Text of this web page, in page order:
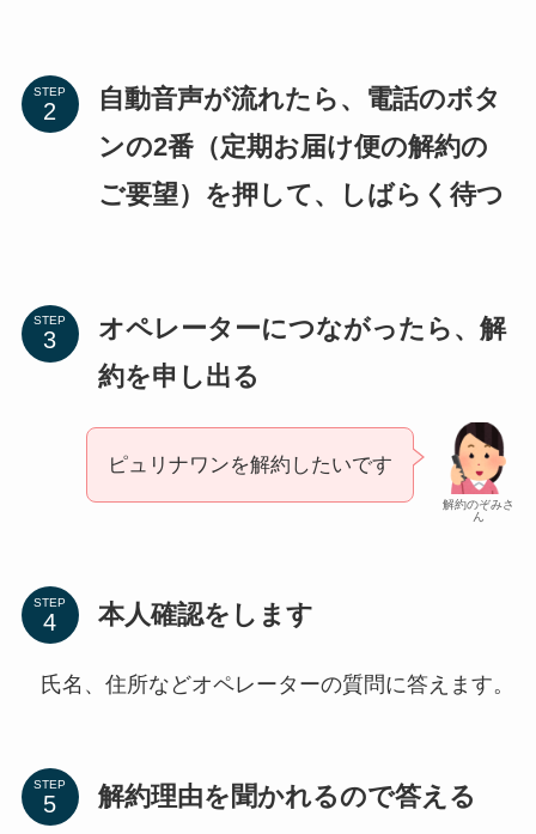
STEP
自動音声が流れたら、電話のボタ
ンの2番（定期お届け便の解約の
ご要望）を押して、しばらく待つ
STEP オペレーターにつながったら、 解
約を申し出る
解約のぞみさ
ん
ピュリナワンを解約したいです
STEP 本人確認をします
氏名、住所などオペレーターの質問に答えます。
STEP 解約理由を聞かれるので答える